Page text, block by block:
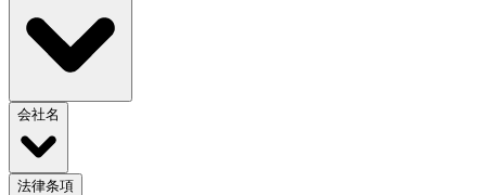
会社名
法律条項